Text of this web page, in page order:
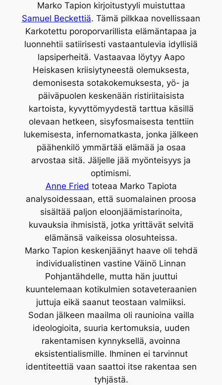
Marko Tapion kirjoitustyyli muistuttaa
Samuel Beckettiä. Tämä pilkkaa novellissaan
Karkotettu poroporvarillista elämäntapaa ja
luonnehtii satiirisesti vastaantulevia idyllisiä
lapsiperheitä. Vastaavaa löytyy Aapo
Heiskasen kriisiytyneestä olemuksesta,
demonisesta sotakokemuksesta, yö- ja
päiväpuolen keskenään ristiriitaisista
kartoista, kyvyttömyydestä tarttua käsillä
olevaan hetkeen, sisyfosmaisesta tenttiin
lukemisesta, infernomatkasta, jonka jälkeen
päähenkilö ymmärtää elämää ja osaa
arvostaa sitä. Jäljelle jää myönteisyys ja
optimismi.
Anne Fried toteaa Marko Tapiota
analysoidessaan, että suomalainen proosa
sisältää paljon eloonjäämistarinoita,
kuvauksia ihmisistä, jotka yrittävät selvitä
elämänsä vaikeissa olosuhteissa.
Marko Tapion keskenjäänyt haave oli tehdä
individualistinen vastine Väinö Linnan
Pohjantähdelle, mutta hän juuttui
kuuntelemaan kotikulmien sotaveteraanien
juttuja eikä saanut teostaan valmiiksi.
Sodan jälkeen maailma oli raunioina vailla
ideologioita, suuria kertomuksia, uuden
rakentamisen kynnyksellä, avoinna
eksistentialismille. Ihminen ei tarvinnut
identiteettiä vaan saattoi itse rakentaa sen
tyhjästä.